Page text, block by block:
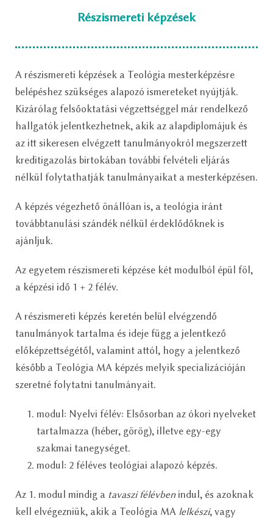
Részismereti képzések
A részismereti képzések a Teológia mesterképzésre
belépéshez szükséges alapozó ismereteket nyújtják.
Kizárólag felsőoktatási végzettséggel már rendelkező
hallgatók jelentkezhetnek, akik az alapdiplomájuk és
az itt sikeresen elvégzett tanulmányokról megszerzett
kreditigazolás birtokában további felvételi eljárás
nélkül folytathatják tanulmányaikat a mesterképzésen.
A képzés végezhető önállóan is, a teológia iránt
továbbtanulási szándék nélkül érdeklődőknek is
ajánljuk.
Az egyetem részismereti képzése két modulból épül föl,
a képzési idő 1 + 2 félév.
A részismereti képzés keretén belül elvégzendő
tanulmányok tartalma és ideje függ a jelentkező
előképzettségétől, valamint attól, hogy a jelentkező
később a Teológia MA képzés melyik specializációján
szeretné folytatni tanulmányait.
modul: Nyelvi félév: Elsősorban az ókori nyelveket
tartalmazza (héber, görög), illetve egy-egy
szakmai tanegységet.
modul: 2 féléves teológiai alapozó képzés.
Az 1. modul mindig a tavaszi félévbenindul, és azoknak
kell elvégezniük, akik a Teológia MA lelkészi, vagy